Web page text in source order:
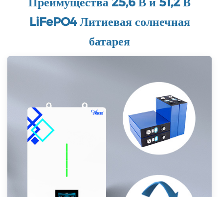
LiFePO4Литиевая солнечная
батарея